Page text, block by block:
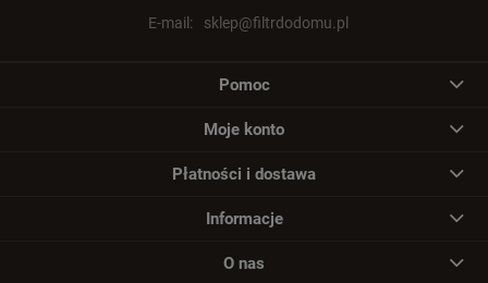
E-mail:
sklep@filtrdodomu.pl
Pomoc
Moje konto
Płatności i dostawa
Informacje
O nas